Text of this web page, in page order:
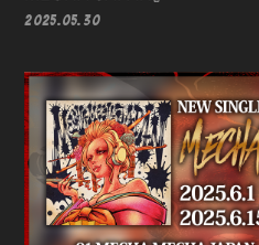
会員登録 ログイン
2025.05.30